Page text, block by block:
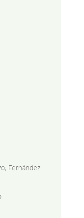
Fernández